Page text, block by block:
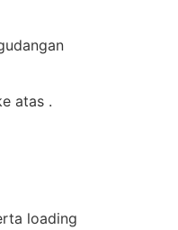
atas .
loading